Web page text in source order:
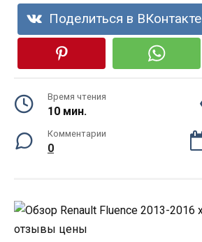
Поделиться в ВКонтакте
Время чтения
10 мин.
Комментарии
0